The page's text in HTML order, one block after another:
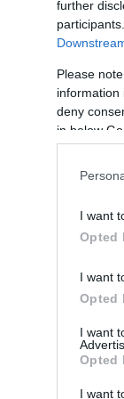
further
Please
information
deny
in below
I want
Opted
I want
Opted
I want
Opted
I want
famiglia può